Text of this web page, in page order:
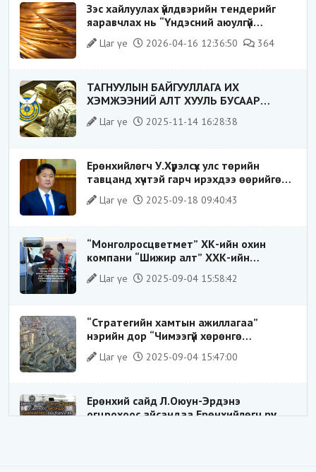
Зэс хайлуулах үйлдвэрийн тендерийг
яаравчлах нь “Үндэсний аюулгүй
байдал“-д эрсдэлтэй юу?
Цаг үе 2026-04-16 12:36:50 364
ТАГНУУЛЫН БАЙГУУЛЛАГА ИХ
ХЭМЖЭЭНИЙ АЛТ ХУУЛЬ БУСААР
ХИЛЭЭР ГАРГАХ ГЭЖ БАЙСАН
ҮЙЛДЛИЙГ ТАСЛАН ЗОГСООЛОО
Цаг үе 2025-11-14 16:28:38
Ерөнхийлөгч У.Хүрэлсүх улс төрийн
тавцанд хүчтэй гарч ирэхдээ өөрийгөө
шударга ёсны төлөө тэмцэгч, “хуучин
тогтолцооны хонгилыг нураагч” гэсэн
Цаг үе 2025-09-18 09:40:43
“Монголросцветмет” ХК-ийн охин
компани “Шижир алт” ХХК-ийн
Гүйцэтгэх захирлаар ажиллаж байсан
О.Баттөмөрт холбогдох хэрэг хаашаа
Цаг үе 2025-09-04 15:58:42
“Стратегийн хамтын ажиллагаа”
нэрийн дор “Чимээгүй хөрөнгө
хуримтлал”
Цаг үе 2025-09-04 15:47:00
Ерөнхий сайд Л.Оюун-Эрдэнэ
огцрохоос айсандаа Ерөнхийлөгч рүү